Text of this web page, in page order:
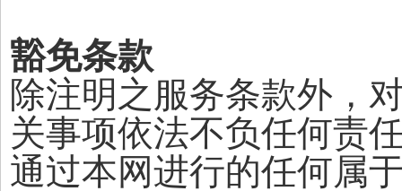
豁免条款
除注明之服务条款外，
关事项依法不负任何责
通过本网进行的任何属